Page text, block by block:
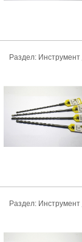
Раздел: Инструмент
Раздел: Инструмент